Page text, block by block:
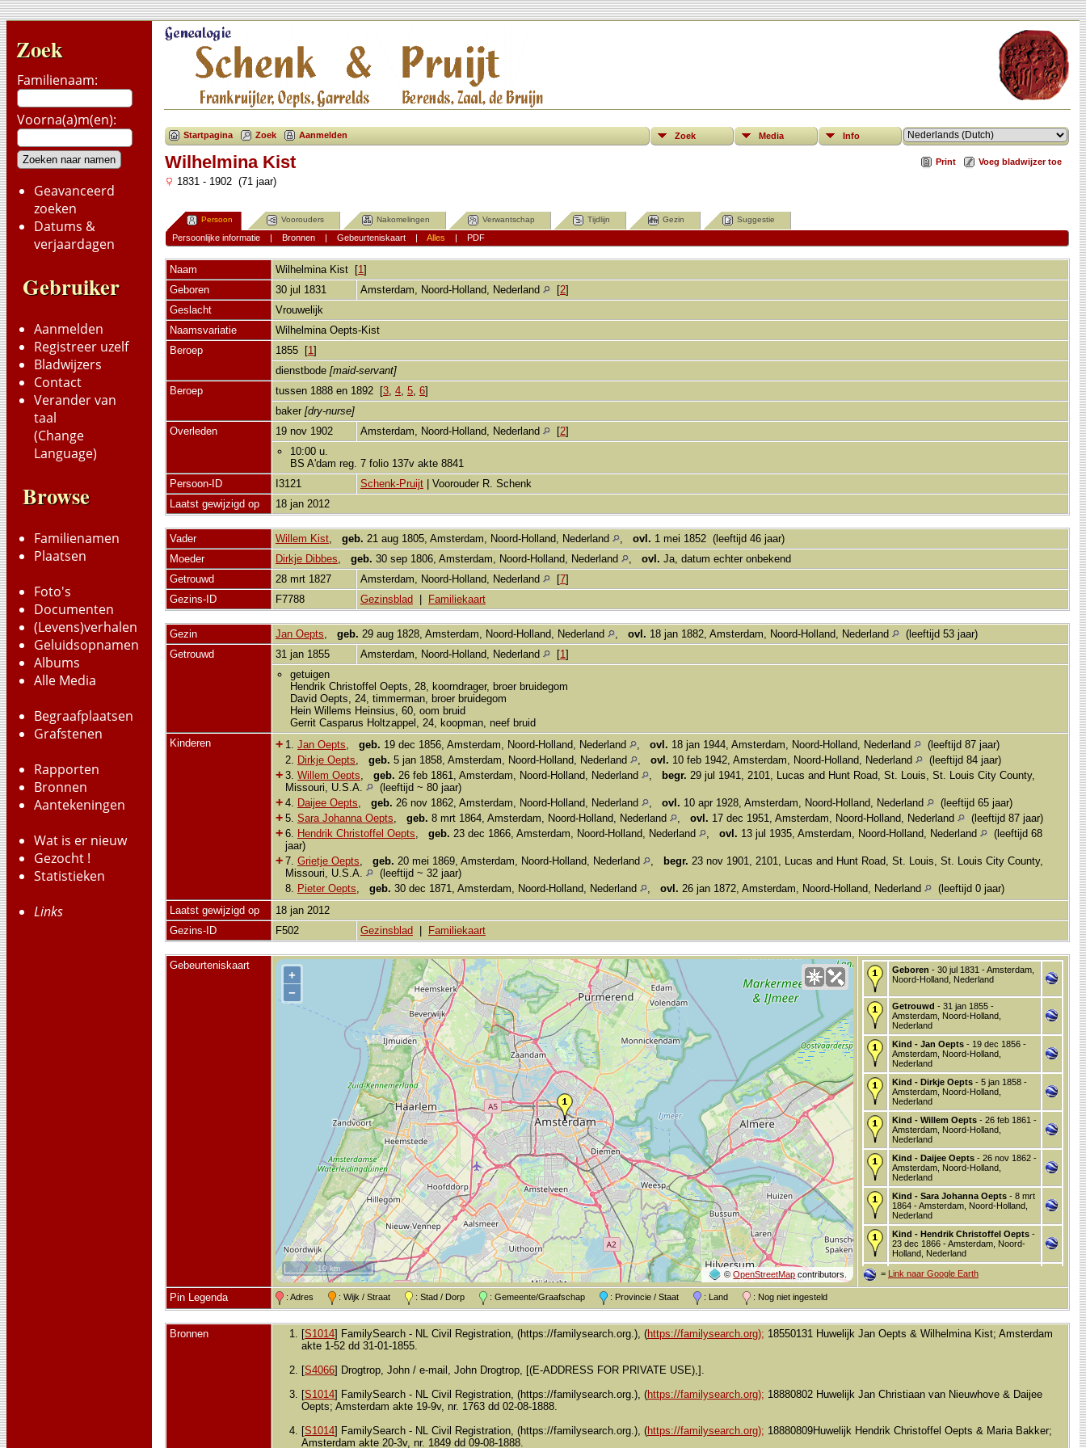
Zoek
Familienaam:
Voorna(a)m(en):
Geavanceerd
zoeken
Datums &
verjaardagen
Gebruiker
Aanmelden
Registreer uzelf
Bladwijzers
Contact
Verander van
taal
(Change
Language)
Browse
Familienamen
Plaatsen
Foto's
Documenten
(Levens)verhalen
Geluidsopnamen
Albums
Alle Media
Begraafplaatsen
Grafstenen
Rapporten
Bronnen
Aantekeningen
Wat is er nieuw
Gezocht !
Statistieken
Links
Startpagina Zoek Aanmelden Zoek Media Info
Print Voeg bladwijzer toe
Wilhelmina Kist
1831 - 1902 (71 jaar)
Persoon Voorouders Nakomelingen Verwantschap Tijdlijn Gezin Suggestie
Persoonlijke informatie| Bronnen| Gebeurteniskaart| Alles PDF
Naam Wilhelmina Kist [1]
Geboren
30 jul 1831 Amsterdam, Noord-Holland, Nederland [2]
Geslacht
Vrouwelijk
Naamsvariatie
Wilhelmina Oepts-Kist
Beroep
1855 [1]
dienstbode [maid-servant]
Beroep
tussen 1888 en 1892 [3 4 5 6]
baker [dry-nurse]
Overleden
19 nov 1902 Amsterdam, Noord-Holland, Nederland [2]
10:00 u.
BS A'dam reg. 7 folio 137v akte 8841
Persoon-ID
I3121 Schenk-Pruijt | Voorouder R. Schenk
Laatst gewijzigd op
18 jan 2012
Vader Willem Kist geb. 21 aug 1805, Amsterdam, Noord-Holland, Nederland ovl. 1 mei 1852 (leeftijd 46 jaar)
Moeder
Dirkje Dibbes geb. 30 sep 1806, Amsterdam, Noord-Holland, Nederland ovl. Ja, datum echter onbekend
Getrouwd
28 mrt 1827 Amsterdam, Noord-Holland, Nederland [7]
Gezins-ID
F7788 Gezinsblad | Familiekaart
Gezin Jan Oepts geb. 29 aug 1828, Amsterdam, Noord-Holland, Nederland ovl. 18 jan 1882, Amsterdam, Noord-Holland, Nederland
(leeftijd 53 jaar)
Getrouwd
31 jan 1855 Amsterdam, Noord-Holland, Nederland [1]
getuigen
Hendrik Christoffel Oepts, 28, koorndrager, broer bruidegom
David Oepts, 24, timmerman, broer bruidegom
Hein Willems Heinsius, 60, oom bruid
Gerrit Casparus Holtzappel, 24, koopman, neef bruid
Kinderen
+ 1. Jan Oepts geb. 19 dec 1856, Amsterdam, Noord-Holland, Nederland ovl. 18 jan 1944, Amsterdam, Noord-Holland, Nederland
(leeftijd 87 jaar)
2. Dirkje Oepts geb. 5 jan 1858, Amsterdam, Noord-Holland, Nederland ovl. 10 feb 1942, Amsterdam, Noord-Holland, Nederland (leeftijd 84 jaar)
+ 3. Willem Oepts geb. 26 feb 1861, Amsterdam, Noord-Holland, Nederland begr. 29 jul 1941, 2101, Lucas and Hunt Road, St. Louis, St. Louis City County,
Missouri, U.S.A.
(leeftijd ~ 80 jaar)
+ 4. Daijee Oepts geb. 26 nov 1862, Amsterdam, Noord-Holland, Nederland ovl. 10 apr 1928, Amsterdam, Noord-Holland, Nederland (leeftijd 65 jaar)
+ 5. Sara Johanna Oepts geb. 8 mrt 1864, Amsterdam, Noord-Holland, Nederland ovl. 17 dec 1951, Amsterdam, Noord-Holland, Nederland (leeftijd 87 jaar)
+ 6. Hendrik Christoffel Oepts geb. 23 dec 1866, Amsterdam, Noord-Holland, Nederland ovl. 13 jul 1935, Amsterdam, Noord-Holland, Nederland
(leeftijd 68
jaar)
+ 7. Grietje Oepts geb. 20 mei 1869, Amsterdam, Noord-Holland, Nederland begr. 23 nov 1901, 2101, Lucas and Hunt Road, St. Louis, St. Louis City County,
Missouri, U.S.A.
(leeftijd ~ 32 jaar)
8. Pieter Oepts geb. 30 dec 1871, Amsterdam, Noord-Holland, Nederland ovl. 26 jan 1872, Amsterdam, Noord-Holland, Nederland
(leeftijd 0 jaar)
Laatst gewijzigd op
18 jan 2012
Gezins-ID
F502 Gezinsblad | Familiekaart
Gebeurteniskaart
+
−
©OpenStreetMapcontributors.
10 km
Geboren - 30 jul 1831 - Amsterdam,
Noord-Holland, Nederland
Getrouwd - 31 jan 1855 -
Amsterdam, Noord-Holland,
Nederland
Kind - Jan Oepts - 19 dec 1856 -
Amsterdam, Noord-Holland,
Nederland
Kind - Dirkje Oepts - 5 jan 1858 -
Amsterdam, Noord-Holland,
Nederland
Kind - Willem Oepts - 26 feb 1861 -
Amsterdam, Noord-Holland,
Nederland
Kind - Daijee Oepts - 26 nov 1862 -
Amsterdam, Noord-Holland,
Nederland
Kind - Sara Johanna Oepts - 8 mrt
1864 - Amsterdam, Noord-Holland,
Nederland
Kind - Hendrik Christoffel Oepts -
23 dec 1866 - Amsterdam, Noord-
Holland, Nederland
Kind - Grietje Oepts- 20 mei 1869
- Amsterdam, Noord-Holland,
Nederland
Kind - Pieter Oepts- 30 dec 1871 -
Nederland
= Link naar Google Earth
Pin Legenda : Adres : Wijk / Straat : Stad / Dorp : Gemeente/Graafschap : Provincie / Staat : Land : Nog niet ingesteld
Bronnen [S1014] FamilySearch - NL Civil Registration, (https://familysearch.org.), (https://familysearch.org); 18550131 Huwelijk Jan Oepts & Wilhelmina Kist; Amsterdam
akte 1-52 dd 31-01-1855.
[S4066] Drogtrop, John / e-mail, John Drogtrop, [(E-ADDRESS FOR PRIVATE USE),].
[S1014] FamilySearch - NL Civil Registration, (https://familysearch.org.), (https://familysearch.org); 18880802 Huwelijk Jan Christiaan van Nieuwhove & Daijee
Oepts; Amsterdam akte 19-9v, nr. 1763 dd 02-08-1888.
[S1014] FamilySearch - NL Civil Registration, (https://familysearch.org.), (https://familysearch.org); 18880809Huwelijk Hendrik Christoffel Oepts & Maria Bakker;
Amsterdam akte 20-3v, nr. 1849 dd 09-08-1888.